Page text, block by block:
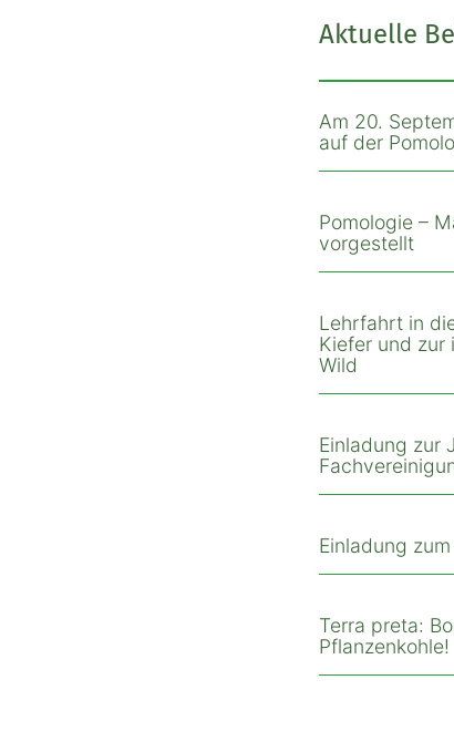
Aktuelle
Am 20.
auf der
Pomologie –
vorgestellt
Lehrfahrt in
Kiefer und zur
Wild
Einladung zur
Einladung
Terra preta:
Pflanzenkohle!